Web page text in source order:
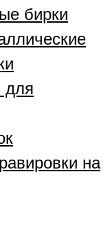
бирки
для
на